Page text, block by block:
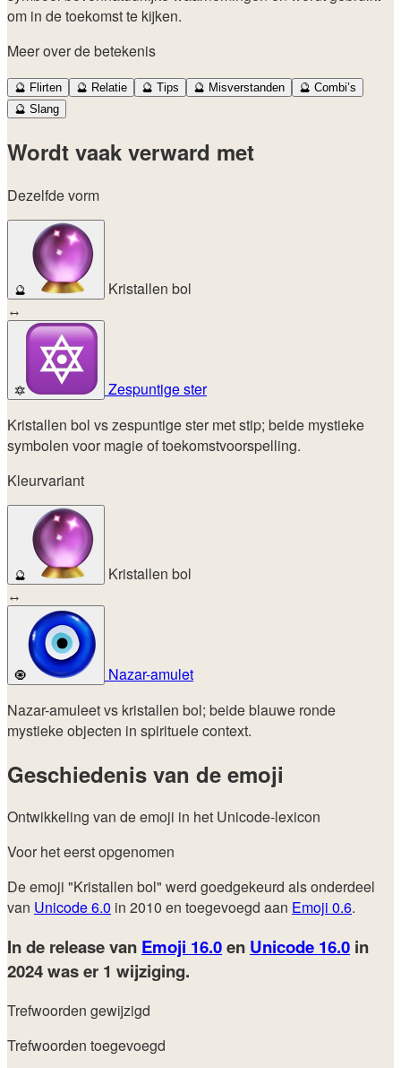
om in de toekomst te kijken.
Meer over de betekenis
🔮 Flirten 🔮 Relatie 🔮 Tips 🔮 Misverstanden 🔮 Combi’s
🔮 Slang
Wordt vaak verward met
Dezelfde vorm
🔮
Kristallen bol
↔
🔯
Zespuntige ster
Kristallen bol vs zespuntige ster met stip; beide mystieke
symbolen voor magie of toekomstvoorspelling.
Kleurvariant
🔮
Kristallen bol
↔
🧿
Nazar-amulet
Nazar-amuleet vs kristallen bol; beide blauwe ronde
mystieke objecten in spirituele context.
Geschiedenis van de emoji
Ontwikkeling van de emoji in het Unicode-lexicon
Voor het eerst opgenomen
De emoji "Kristallen bol" werd goedgekeurd als onderdeel
van Unicode 6.0 in 2010 en toegevoegd aan Emoji 0.6.
In de release van Emoji 16.0en Unicode 16.0 in
2024was er 1 wijziging.
Trefwoorden gewijzigd
Trefwoorden toegevoegd